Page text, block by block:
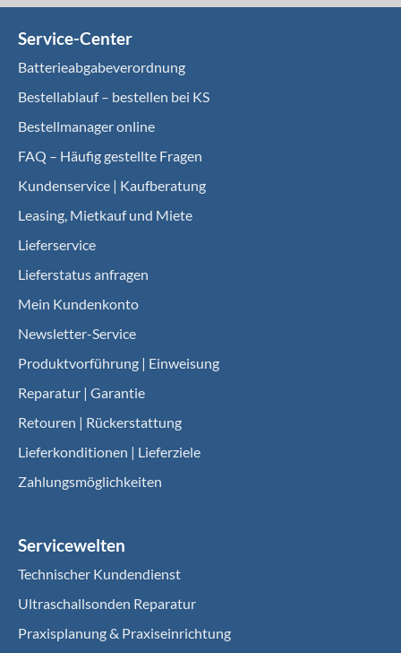
Service-Center
Batterieabgabeverordnung
Bestellablauf – bestellen bei KS
Bestellmanager online
FAQ – Häufig gestellte Fragen
Kundenservice | Kaufberatung
Leasing, Mietkauf und Miete
Lieferservice
Lieferstatus anfragen
Mein Kundenkonto
Newsletter-Service
Produktvorführung | Einweisung
Reparatur | Garantie
Retouren | Rückerstattung
Lieferkonditionen | Lieferziele
Zahlungsmöglichkeiten
Servicewelten
Technischer Kundendienst
Ultraschallsonden Reparatur
Praxisplanung & Praxiseinrichtung